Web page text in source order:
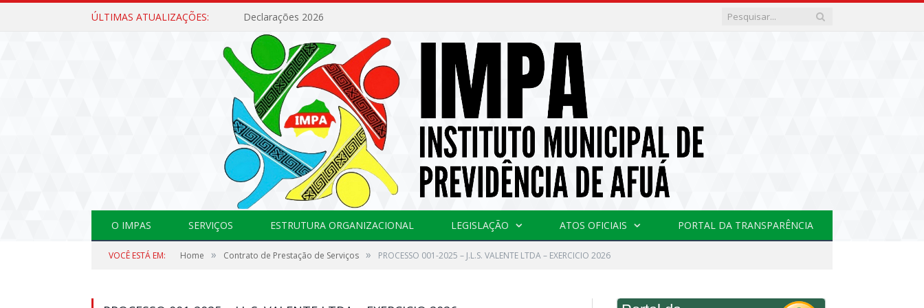
ÚLTIMAS ATUALIZAÇÕES: Declarações 2026
O IMPAS SERVIÇOS ESTRUTURA ORGANIZACIONAL LEGISLAÇÃO ATOS OFICIAIS PORTAL DA TRANSPARÊNCIA
VOCÊ ESTÁ EM: Home » Contrato de Prestação de Serviços » PROCESSO 001-2025 – J.L.S. VALENTE LTDA – EXERCICIO 2026